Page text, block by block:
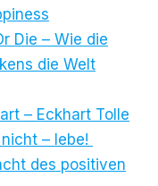
Die – Wie die
die Welt
– Eckhart Tolle
– lebe!
des positiven